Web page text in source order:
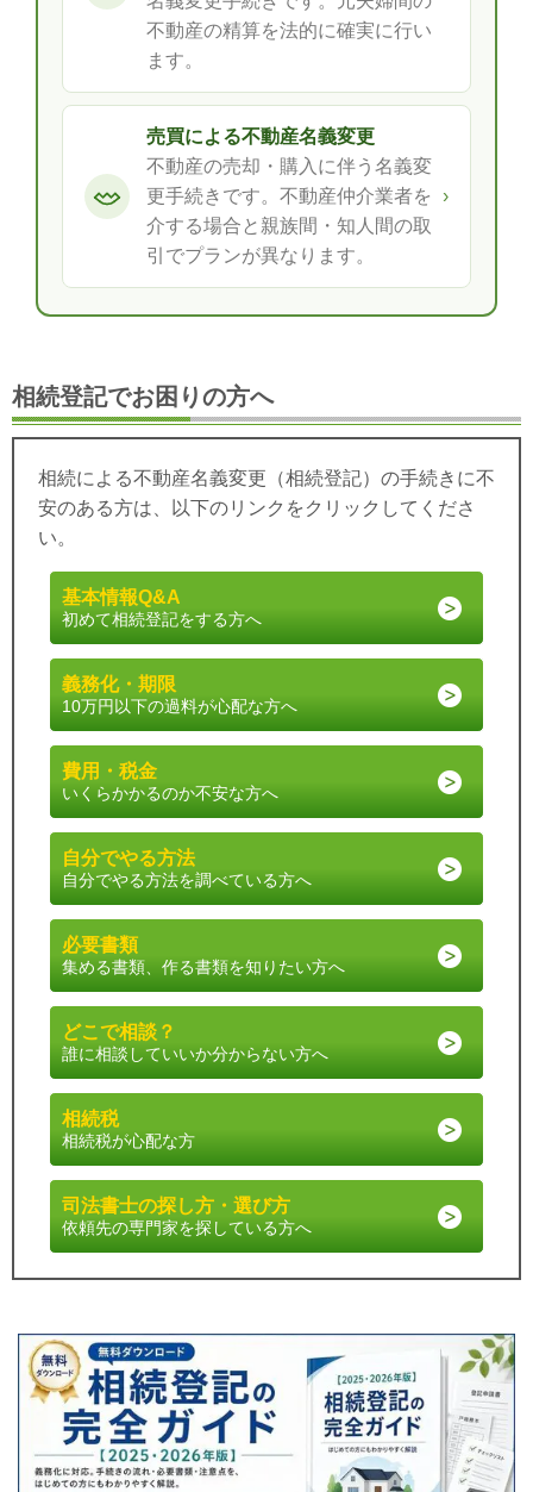
不動産の精算を法的に確実に行い
ます。
売買による不動産名義変更
不動産の売却・購入に伴う名義変
更手続きです。不動産仲介業者を
介する場合と親族間・知人間の取
引でプランが異なります。
›
相続登記でお困りの方へ
相続による不動産名義変更（相続登記）の手続きに不
安のある方は、以下のリンクをクリックしてくださ
い。
基本情報Q&A
初めて相続登記をする方へ
義務化・期限
10万円以下の過料が心配な方へ
費用・税金
いくらかかるのか不安な方へ
自分でやる方法
自分でやる方法を調べている方へ
必要書類
集める書類、作る書類を知りたい方へ
どこで相談？
誰に相談していいか分からない方へ
相続税
相続税が心配な方
司法書士の探し方・選び方
依頼先の専門家を探している方へ